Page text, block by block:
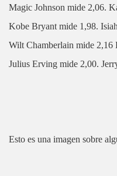
Magic Johnson mide 2,06.
Kobe Bryant mide 1,98.
Wilt Chamberlain mide 2,16
Julius Erving mide 2,00.
Esto es una imagen sobre